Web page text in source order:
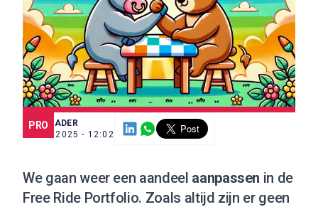
PRO
SCE TRADER
9 OKT. 2025 - 12:02
We gaan weer een aandeel aanpassen in de
Free Ride Portfolio. Zoals altijd zijn er geen